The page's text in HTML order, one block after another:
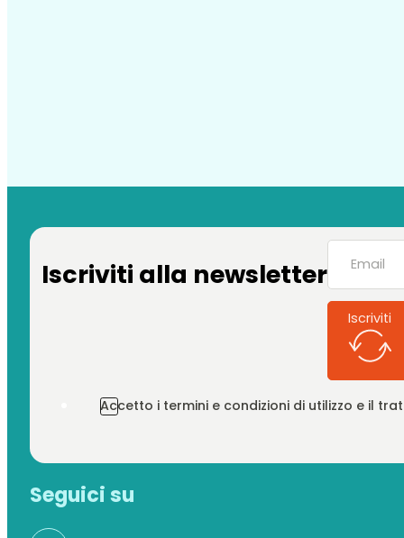
Iscriviti alla newsletter
Iscriviti
Accetto i termini e condizioni di utilizzo e il
Seguici su